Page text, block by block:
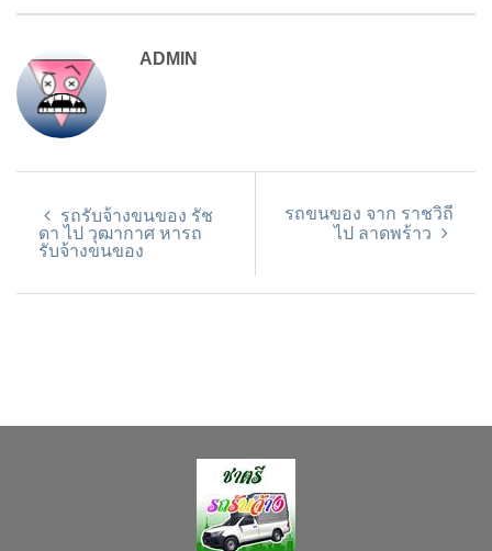
ADMIN
รถรับจ้างขนของ รัช
ดา ไป วุฒากาศ หารถ
รับจ้างขนของ
รถขนของ จาก ราชวิถี
ไป ลาดพร้าว